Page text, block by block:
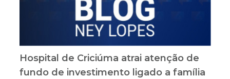
Hospital de Criciúma atrai atenção de
fundo de investimento ligado a família